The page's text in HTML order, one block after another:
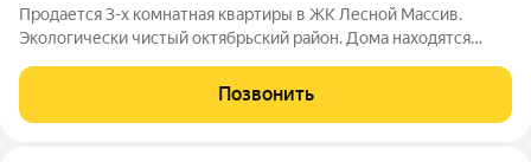
Продается 3-х комнатная квартиры в ЖК Лесной Массив.
Экологически чистый октябрьский район. Дома находятся
чистый воздух что отлично сказывается на здоровье. Квартира
на первом этаже, этаж
Позвонить